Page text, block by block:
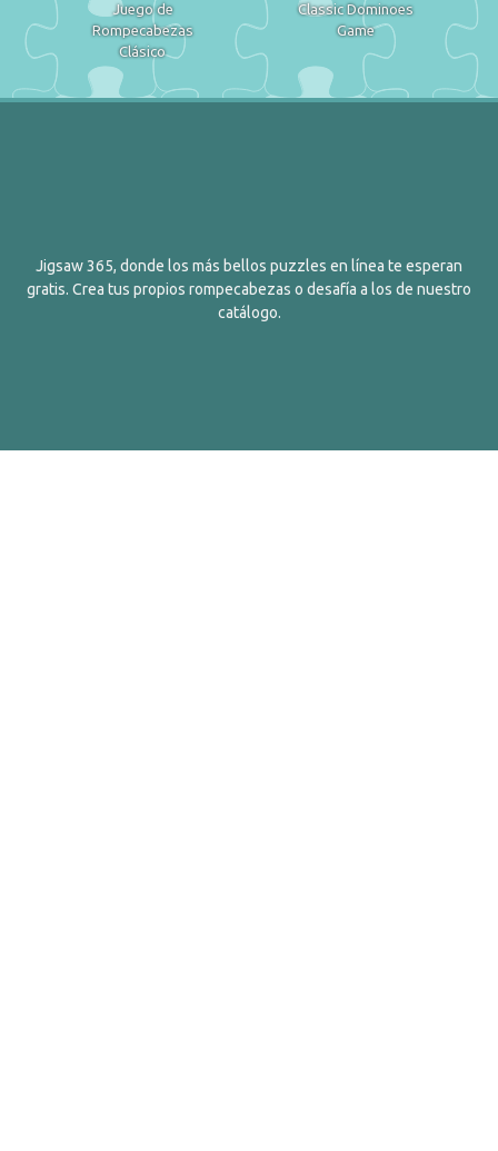
Juego de
Rompecabezas
Clásico
Classic Dominoes
Game
Jigsaw 365, donde los más bellos puzzles en línea te esperan
gratis. Crea tus propios rompecabezas o desafía a los de nuestro
catálogo.